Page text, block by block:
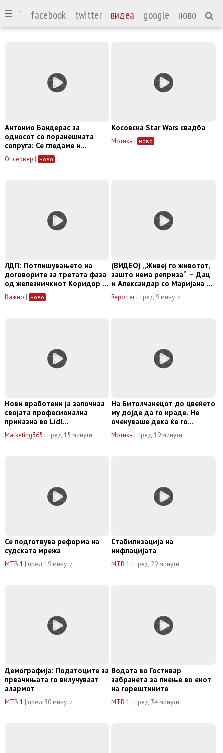
facebook twitter видеа google ново
Антонио Бандерас за
односот со поранешната
сопруга: Се гледаме и
одлично си поминуваме
Опсервер | ново
Косовска Star Wars свадба
Мотика | ново
ЛДП: Потпишувањето на
договорите за третата фаза
од железничкиот Коридор 8
е важен чекор во
поврзувањето со Европа
Важно | ново
(ВИДЕО) „Живеј го животот,
зашто нема реприза“ – Дац
и Александар со Маријана и
Росана ја претставија
„Засекогаш млади“
Reporter | пред 9 минути
Нови вработени ја започнаа
својата професионална
приказна во Lidl
Логистичкиот центар во
Куманово
Marketing365 | пред 15 минути
На Битолчанецот до цвеќето
му дојде да го краде. Не
очекуваше дека ќе го
прославиме вака
Мотика | пред 19 минути
Се подготвува реформа на
судската мрежа
МТВ 1 | пред 19 минути
Стабилизација на
инфлацијата
МТВ 1 | пред 29 минути
Демографија: Податоците за
првачињата го вклучуваат
алармот
МТВ 1 | пред 30 минути
Водата во Гостивар
забранета за пиење во екот
на горештините
МТВ 1 | пред 34 минути